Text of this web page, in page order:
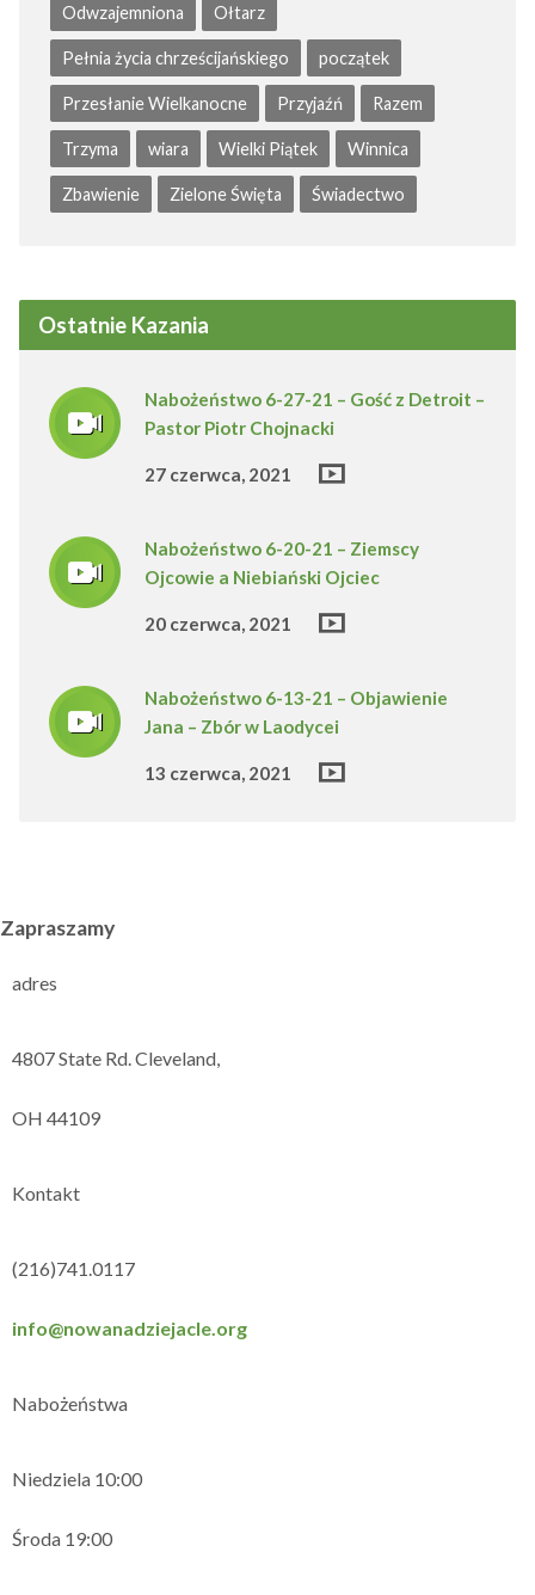
Odwzajemniona Ołtarz
Pełnia życia chrześcijańskiego początek
Przesłanie Wielkanocne Przyjaźń Razem
Trzyma wiara Wielki Piątek Winnica
Zbawienie Zielone Święta Świadectwo
Ostatnie Kazania
Nabożeństwo 6-27-21 – Gość z Detroit –
Pastor Piotr Chojnacki
27 czerwca, 2021
Nabożeństwo 6-20-21 – Ziemscy
Ojcowie a Niebiański Ojciec
20 czerwca, 2021
Nabożeństwo 6-13-21 – Objawienie
Jana – Zbór w Laodycei
13 czerwca, 2021
Zapraszamy
adres
4807 State Rd. Cleveland,
OH 44109
Kontakt
(216)741.0117
info@nowanadziejacle.org
Nabożeństwa
Niedziela 10:00
Środa 19:00